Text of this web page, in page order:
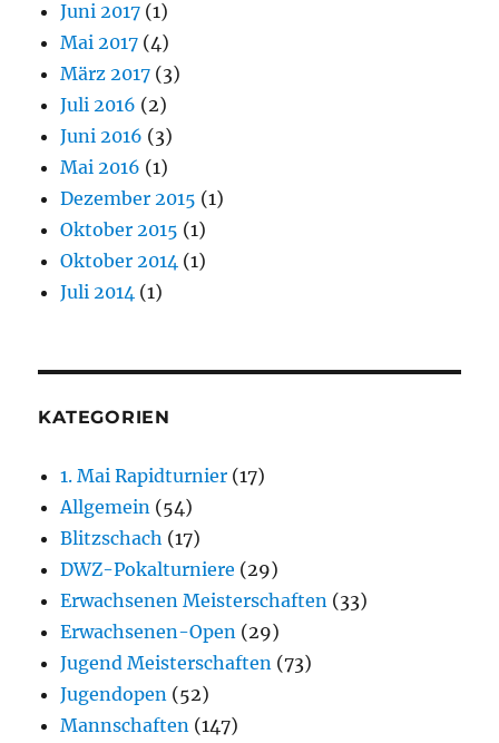
Juni 2017 (1)
Mai 2017 (4)
März 2017 (3)
Juli 2016 (2)
Juni 2016 (3)
Mai 2016 (1)
Dezember 2015 (1)
Oktober 2015 (1)
Oktober 2014 (1)
Juli 2014 (1)
KATEGORIEN
1. Mai Rapidturnier (17)
Allgemein (54)
Blitzschach (17)
DWZ-Pokalturniere (29)
Erwachsenen Meisterschaften (33)
Erwachsenen-Open (29)
Jugend Meisterschaften (73)
Jugendopen (52)
Mannschaften (147)